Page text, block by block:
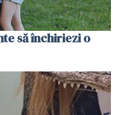
să închiriezi o